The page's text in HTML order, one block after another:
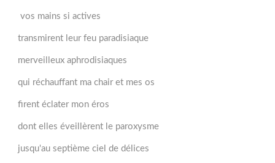
vos mains si actives
transmirent leur feu paradisiaque
merveilleux aphrodisiaques
qui réchauffant ma chair et mes os
firent éclater mon éros
dont elles éveillèrent le paroxysme
jusqu'au septième ciel de délices